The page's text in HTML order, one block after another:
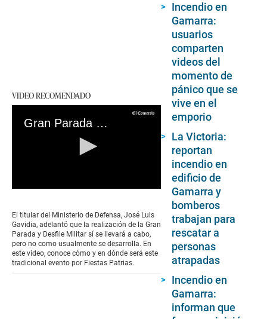
VIDEO RECOMENDADO
Gran Parada Militar 2022: ¿Dónde y cómo se realizará el tradicional evento por Fiestas Patrias?
of
0
seconds
El titular del Ministerio de Defensa, José Luis
Gavidia, adelantó que la realización de la Gran
Parada y Desfile Militar sí se llevará a cabo,
pero no como usualmente se desarrolla. En
este video, conoce cómo y en dónde será este
tradicional evento por Fiestas Patrias.
Incendio en
Gamarra:
usuarios
comparten
videos del
momento de
pánico que se
vive en el
emporio
La Victoria:
reportan
incendio en
edificio de
Gamarra y
bomberos
trabajan para
rescatar a
personas
atrapadas
Incendio en
Gamarra:
informan que